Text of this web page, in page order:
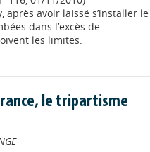
après avoir laissé s’installer le
dans l’excès de
les limites.
le tripartisme